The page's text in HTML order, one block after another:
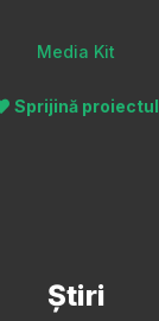
Media Kit
Sprijină proiectul
Știri